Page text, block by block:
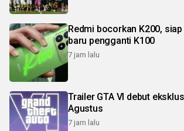
Redmi bocorkan K200,
baru pengganti K100
7 jam lalu
Trailer GTA VI debut
Agustus
7 jam lalu